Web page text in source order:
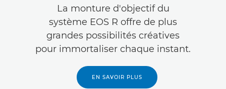
Commentaires
La monture d'objectif du
système EOS R offre de plus
grandes possibilités créatives
pour immortaliser chaque instant.
EN SAVOIR PLUS